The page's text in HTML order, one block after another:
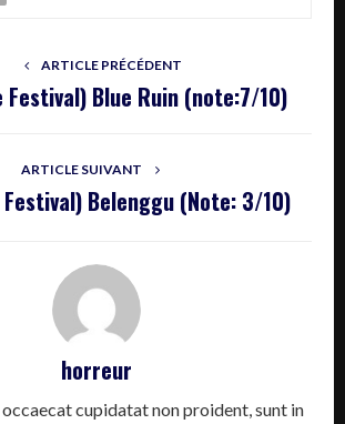
ARTICLE PRÉCÉDENT
Festival) Blue Ruin (note:7/10)
ARTICLE SUIVANT
Festival) Belenggu (Note: 3/10)
horreur
cupidatat non proident, sunt in